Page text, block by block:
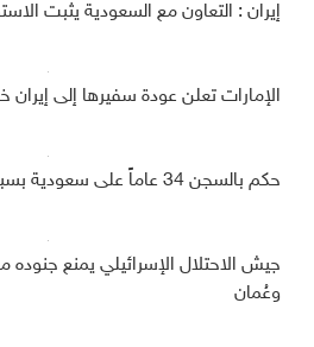
إيران : التعاون مع السعودية يثبت
الإمارات تعلن عودة سفيرها إلى إيران
حكم بالسجن 34 عاماً على سعودية بسبب تغريدات على تويتر
جيش الاحتلال الإسرائيلي يمنع
وعُمان